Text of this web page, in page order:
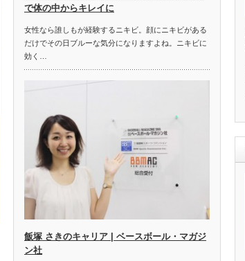
で体の中からキレイに
女性なら誰しもが経験するニキビ。顔にニキビがある
だけでその日ブルーな気分になりますよね。ニキビに
効く…
飯塚 さきのキャリア | ベースボール・マガジ
ン社